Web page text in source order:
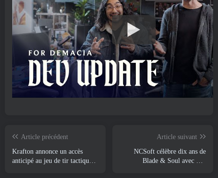
Article précédent
Krafton annonce un accès
anticipé au jeu de tir tactique
Article suivant
NCSoft célèbre dix ans de
Blade & Soul avec une